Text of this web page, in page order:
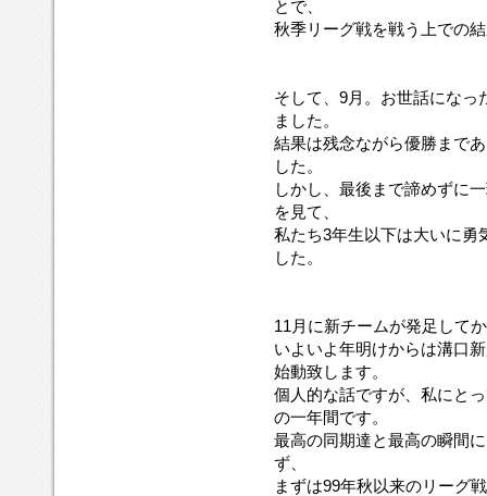
とで、
秋季リーグ戦を戦う上での
そして、9月。お世話になっ
ました。
結果は残念ながら優勝まで
した。
しかし、最後まで諦めずに
を見て、
私たち3年生以下は大いに勇
した。
11月に新チームが発足して
いよいよ年明けからは溝口
始動致します。
個人的な話ですが、私にと
の一年間です。
最高の同期達と最高の瞬間
ず、
まずは99年秋以来のリーグ